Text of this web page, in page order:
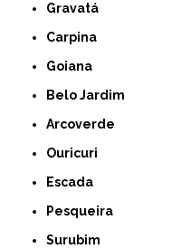
Gravatá
Carpina
Goiana
Belo Jardim
Arcoverde
Ouricuri
Escada
Pesqueira
Surubim